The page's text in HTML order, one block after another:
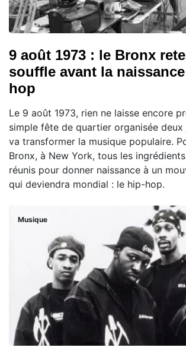
9 août 1973 : le Bronx
souffle avant la
hop
Le 9 août 1973, rien ne laisse encore
simple fête de quartier organisée
va transformer la musique populaire.
Bronx, à New York, tous les
réunis pour donner naissance à un
qui deviendra mondial : le hip-hop.
Musique